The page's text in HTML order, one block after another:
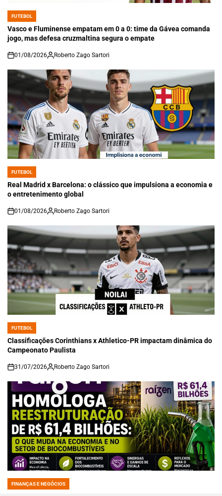
POSTED
IN
FUTEBOL
Vasco e Fluminense empatam em 0 a 0: time da Gávea comanda
jogo, mas defesa cruzmaltina segura o empate
on
01/08/2026 Roberto Zago Sartori
POSTED
IN
FUTEBOL
Real Madrid x Barcelona: o clássico que impulsiona a economia e
o entretenimento global
on
01/08/2026 Roberto Zago Sartori
POSTED
IN
FUTEBOL
Classificações Corinthians x Athletico-PR impactam dinâmica do
Campeonato Paulista
on
31/07/2026 Roberto Zago Sartori
POSTED
FINANÇAS E NEGÓCIOS